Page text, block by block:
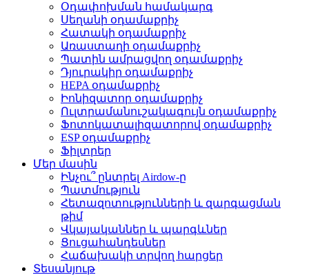
Օդափոխման համակարգ
Սեղանի օդամաքրիչ
Հատակի օդամաքրիչ
Առաստաղի օդամաքրիչ
Պատին ամրացվող օդամաքրիչ
Դյուրակիր օդամաքրիչ
HEPA օդամաքրիչ
Իոնիզատոր օդամաքրիչ
Ուլտրամանուշակագույն օդամաքրիչ
Ֆոտոկատալիզատորով օդամաքրիչ
ESP օդամաքրիչ
Ֆիլտրեր
Մեր մասին
Ինչու՞ ընտրել Airdow-ը
Պատմություն
Հետազոտությունների և զարգացման
թիմ
Վկայականներ և պարգևներ
Ցուցահանդեսներ
Հաճախակի տրվող հարցեր
Տեսանյութ